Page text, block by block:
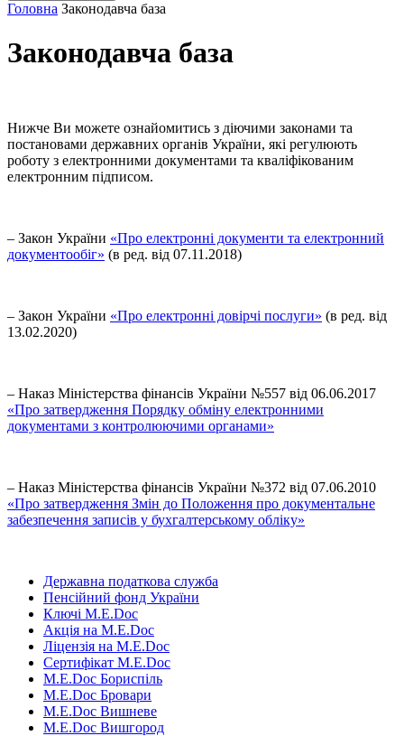
Головна Законодавча база
Законодавча база
Нижче Ви можете ознайомитись з діючими законами та
постановами державних органів України, які регулюють
роботу з електронними документами та кваліфікованим
електронним підписом.
– Закон України «Про електронні документи та електронний
документообіг» (в ред. від 07.11.2018)
– Закон України «Про електронні довірчі послуги» (в ред. від
13.02.2020)
– Наказ Міністерства фінансів України №557 від 06.06.2017
«Про затвердження Порядку обміну електронними
документами з контролюючими органами»
– Наказ Міністерства фінансів України №372 від 07.06.2010
«Про затвердження Змін до Положення про документальне
забезпечення записів у бухгалтерському обліку»
Державна податкова служба
Пенсійний фонд України
Ключі M.E.Doc
Акція на M.E.Doc
Ліцензія на M.E.Doc
Сертифікат M.E.Doc
M.E.Doc Бориспіль
M.E.Doc Бровари
M.E.Doc Вишневе
M.E.Doc Вишгород